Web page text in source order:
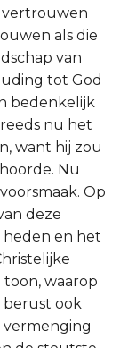
vertrouwen
als die
van
tot God
bedenkelijk
nu het
want hij zou
Nu
Op
deze
en het
waarop
berust ook